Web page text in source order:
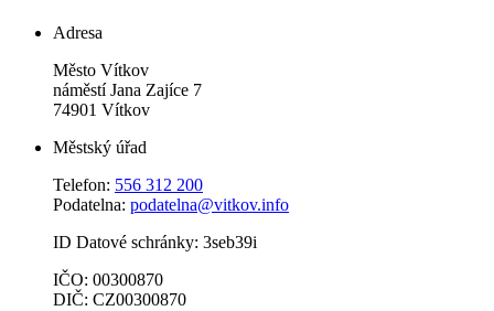
Adresa
Město Vítkov
náměstí Jana Zajíce 7
74901 Vítkov
Městský úřad
Telefon: 556 312 200
Podatelna: podatelna@vitkov.info
ID Datové schránky: 3seb39i
IČO: 00300870
DIČ: CZ00300870